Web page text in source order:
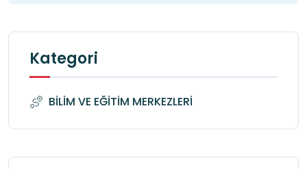
Kategori
BİLİM VE EĞİTİM MERKEZLERİ